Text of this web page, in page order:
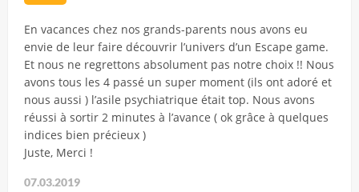
En vacances chez nos grands-parents nous avons eu
envie de leur faire découvrir l’univers d’un Escape game.
Et nous ne regrettons absolument pas notre choix !! Nous
avons tous les 4 passé un super moment (ils ont adoré et
nous aussi ) l’asile psychiatrique était top. Nous avons
réussi à sortir 2 minutes à l’avance ( ok grâce à quelques
indices bien précieux )
Juste, Merci !
07.03.2019